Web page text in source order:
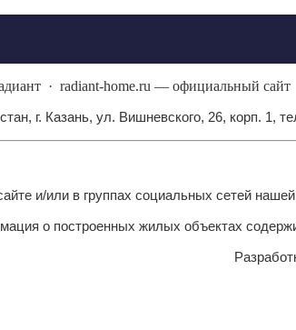
· radiant-home.ru — официальный сайт
г. Казань, ул. Вишневского, 26, корп. 1,
и/или в группах социальных сетей
о построенных жилых объектах